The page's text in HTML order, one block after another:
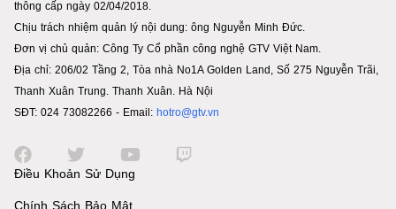
thông cấp ngày 02/04/2018.
Chịu trách nhiệm quản lý nội dung: ông Nguyễn Minh Đức.
Đơn vị chủ quản: Công Ty Cổ phần công nghệ GTV Việt Nam.
Địa chỉ: 206/02 Tầng 2, Tòa nhà No1A Golden Land, Số 275 Nguyễn Trãi,
Thanh Xuân Trung. Thanh Xuân. Hà Nội
SĐT: 024 73082266 - Email: hotro@gtv.vn
Điều Khoản Sử Dụng
Chính Sách Bảo Mật